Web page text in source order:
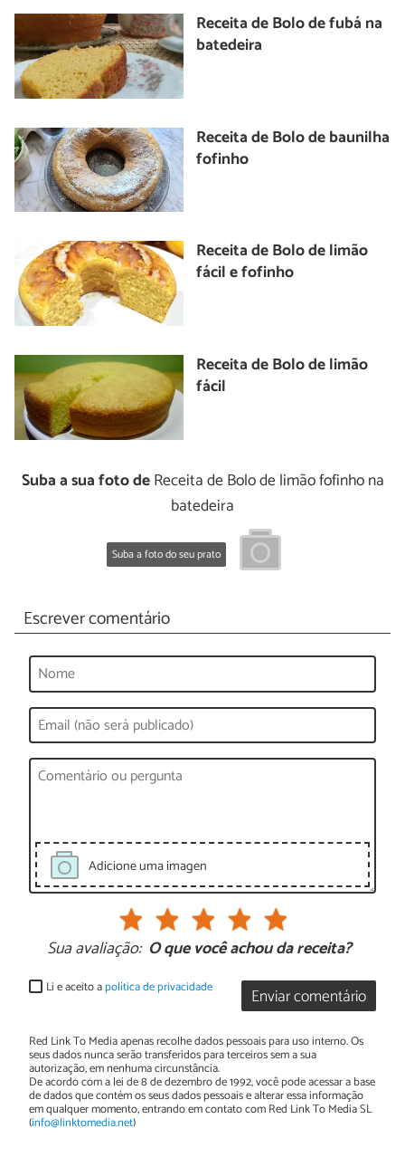
Receita de Bolo de fubá na
batedeira
Receita de Bolo de baunilha
fofinho
Receita de Bolo de limão
fácil e fofinho
Receita de Bolo de limão
fácil
Suba a sua foto deReceita de Bolo de limão fofinho na
batedeira
Suba a foto do seu prato
Escrever comentário
Adicione uma imagen
Sua avaliação: O que você achou da receita?
Enviar comentário
Li e aceito apolítica de privacidade
Red Link To Media apenas recolhe dados pessoais para uso interno. Os
seus dados nunca serão transferidos para terceiros sem a sua
autorização, em nenhuma circunstância.
De acordo com a lei de 8 de dezembro de 1992, você pode acessar a base
de dados que contém os seus dados pessoais e alterar essa informação
em qualquer momento, entrando em contato com Red Link To Media SL
(info@linktomedia.net)